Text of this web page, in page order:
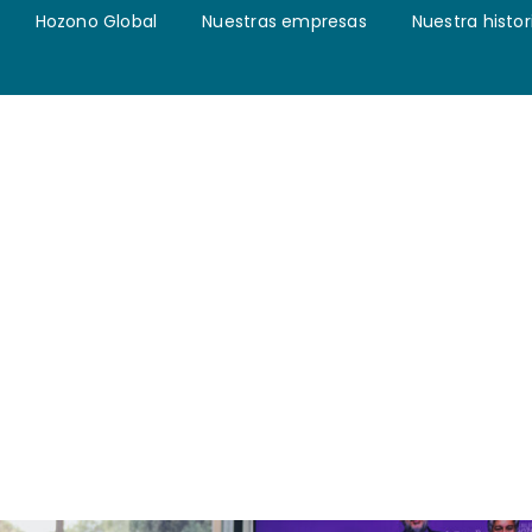
Hozono Global Nuestras empresas Nuestra